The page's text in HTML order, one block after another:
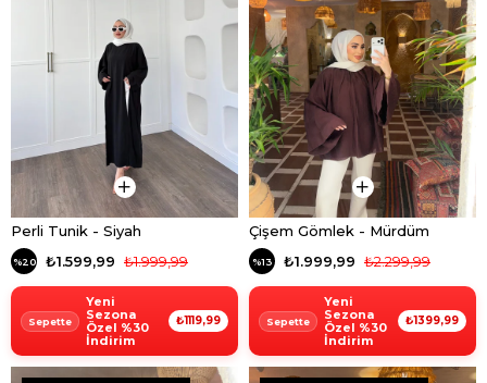
Perli Tunik - Siyah
%20 ₺1.599,99 ₺1.999,99
Yeni
Sezona
Özel %30
İndirim
₺1119,99
Çişem Gömlek - Mürdüm
%13 ₺1.999,99 ₺2.299,99
Yeni
Sezona
Özel %30
İndirim
₺1399,99